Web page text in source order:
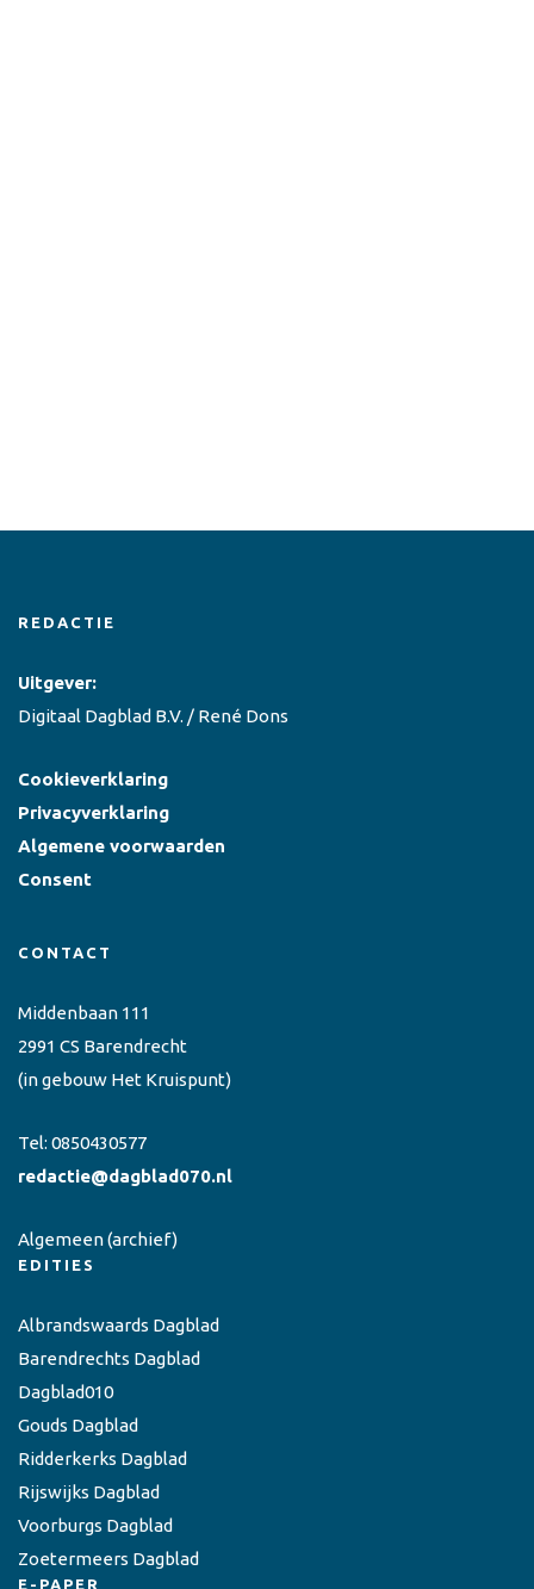
REDACTIE
Uitgever:
Digitaal Dagblad B.V. / René Dons
Cookieverklaring
Privacyverklaring
Algemene voorwaarden
Consent
CONTACT
Middenbaan 111
2991 CS Barendrecht
(in gebouw Het Kruispunt)
Tel: 0850430577
redactie@dagblad070.nl
Algemeen(archief)
EDITIES
Albrandswaards Dagblad
Barendrechts Dagblad
Dagblad010
Gouds Dagblad
Ridderkerks Dagblad
Rijswijks Dagblad
Voorburgs Dagblad
Zoetermeers Dagblad
E-PAPER